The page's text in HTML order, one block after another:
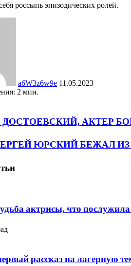
россыпь эпизодических ролей.
a6W3z6w9e 11.05.2023
2 мин.
ДОСТОЕВСКИЙ, АКТЕР
ЮРСКИЙ БЕЖАЛ ИЗ
актрисы, что
рассказ на лагерную